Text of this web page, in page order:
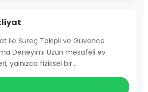
ile Süreç Takipli ve Güvence
Deneyimi Uzun mesafeli ev
yalnızca fiziksel bir…